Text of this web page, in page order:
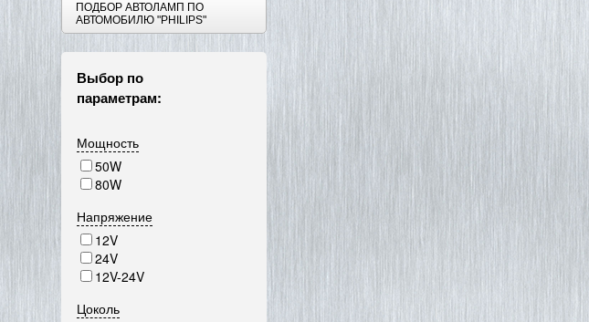
ПОДБОР АВТОЛАМП ПО
АВТОМОБИЛЮ "PHILIPS"
Выбор по
параметрам:
Мощность
50W
80W
Напряжение
12V
24V
12V-24V
Цоколь